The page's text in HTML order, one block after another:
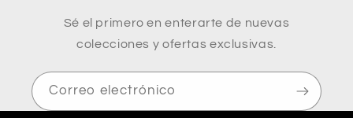
Sé el primero en enterarte de nuevas
colecciones y ofertas exclusivas.
Correo electrónico